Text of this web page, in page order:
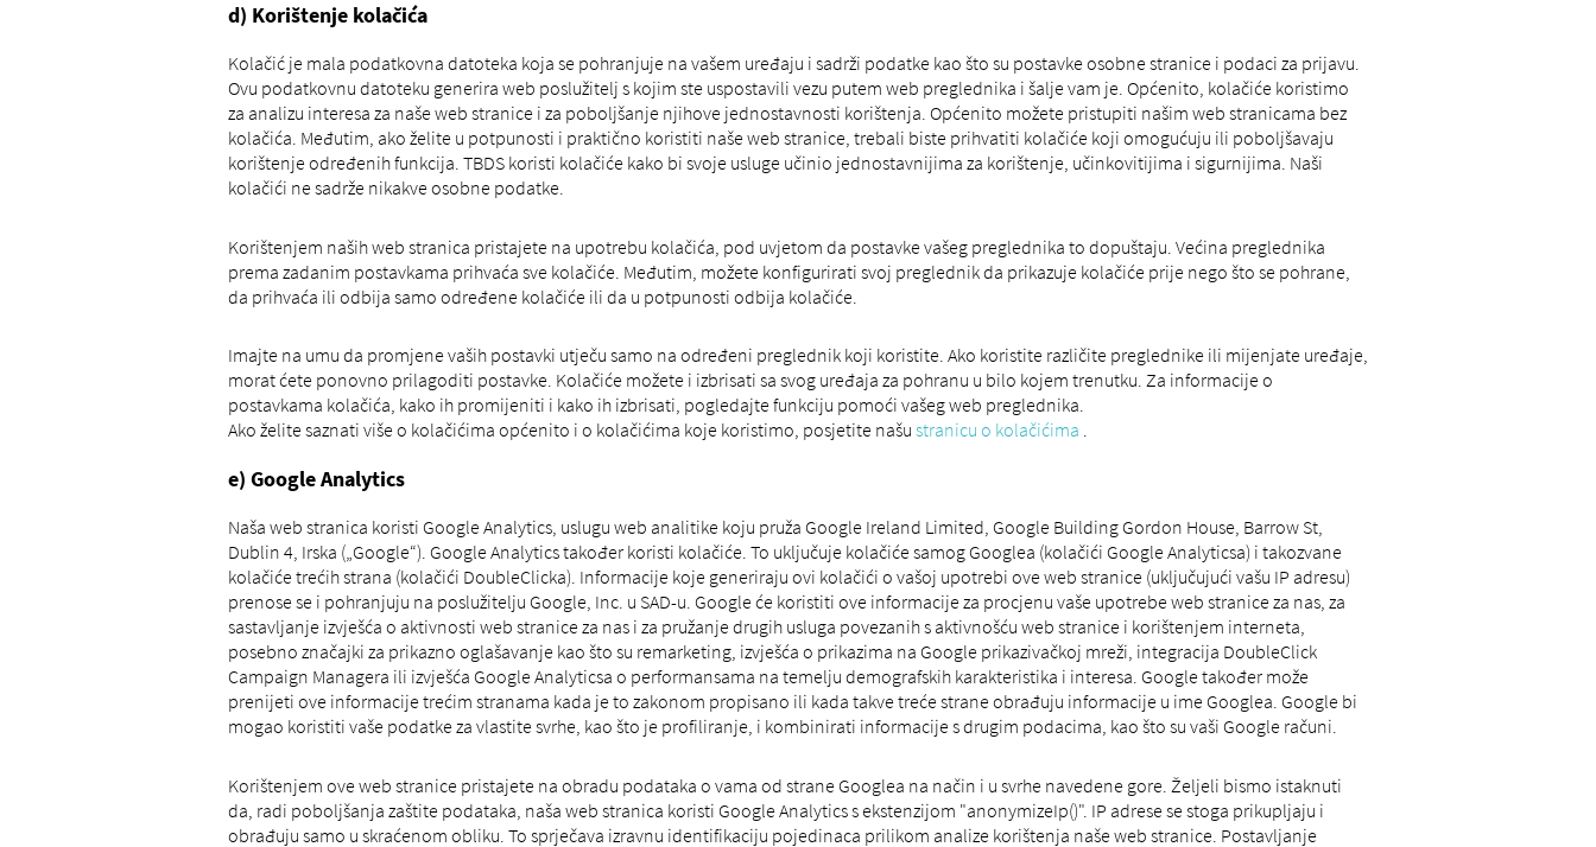
d) Korištenje kolačića
Kolačić je mala podatkovna datoteka koja se pohranjuje na vašem uređaju i sadrži podatke kao što su postavke osobne stranice i podaci za prijavu.
Ovu podatkovnu datoteku generira web poslužitelj s kojim ste uspostavili vezu putem web preglednika i šalje vam je. Općenito, kolačiće koristimo
za analizu interesa za naše web stranice i za poboljšanje njihove jednostavnosti korištenja. Općenito možete pristupiti našim web stranicama bez
kolačića. Međutim, ako želite u potpunosti i praktično koristiti naše web stranice, trebali biste prihvatiti kolačiće koji omogućuju ili poboljšavaju
korištenje određenih funkcija. TBDS koristi kolačiće kako bi svoje usluge učinio jednostavnijima za korištenje, učinkovitijima i sigurnijima. Naši
kolačići ne sadrže nikakve osobne podatke.
Korištenjem naših web stranica pristajete na upotrebu kolačića, pod uvjetom da postavke vašeg preglednika to dopuštaju. Većina preglednika
prema zadanim postavkama prihvaća sve kolačiće. Međutim, možete konfigurirati svoj preglednik da prikazuje kolačiće prije nego što se pohrane,
da prihvaća ili odbija samo određene kolačiće ili da u potpunosti odbija kolačiće.
Imajte na umu da promjene vaših postavki utječu samo na određeni preglednik koji koristite. Ako koristite različite preglednike ili mijenjate uređaje,
morat ćete ponovno prilagoditi postavke. Kolačiće možete i izbrisati sa svog uređaja za pohranu u bilo kojem trenutku. Za informacije o
postavkama kolačića, kako ih promijeniti i kako ih izbrisati, pogledajte funkciju pomoći vašeg web preglednika.
Ako želite saznati više o kolačićima općenito i o kolačićima koje koristimo, posjetite našu stranicu o kolačićima .
e) Google Analytics
Naša web stranica koristi Google Analytics, uslugu web analitike koju pruža Google Ireland Limited, Google Building Gordon House, Barrow St,
Dublin 4, Irska („Google“). Google Analytics također koristi kolačiće. To uključuje kolačiće samog Googlea (kolačići Google Analyticsa) i takozvane
kolačiće trećih strana (kolačići DoubleClicka). Informacije koje generiraju ovi kolačići o vašoj upotrebi ove web stranice (uključujući vašu IP adresu)
prenose se i pohranjuju na poslužitelju Google, Inc. u SAD-u. Google će koristiti ove informacije za procjenu vaše upotrebe web stranice za nas, za
sastavljanje izvješća o aktivnosti web stranice za nas i za pružanje drugih usluga povezanih s aktivnošću web stranice i korištenjem interneta,
posebno značajki za prikazno oglašavanje kao što su remarketing, izvješća o prikazima na Google prikazivačkoj mreži, integracija DoubleClick
Campaign Managera ili izvješća Google Analyticsa o performansama na temelju demografskih karakteristika i interesa. Google također može
prenijeti ove informacije trećim stranama kada je to zakonom propisano ili kada takve treće strane obrađuju informacije u ime Googlea. Google bi
mogao koristiti vaše podatke za vlastite svrhe, kao što je profiliranje, i kombinirati informacije s drugim podacima, kao što su vaši Google računi.
Korištenjem ove web stranice pristajete na obradu podataka o vama od strane Googlea na način i u svrhe navedene gore. Željeli bismo istaknuti
da, radi poboljšanja zaštite podataka, naša web stranica koristi Google Analytics s ekstenzijom "anonymizeIp()". IP adrese se stoga prikupljaju i
obrađuju samo u skraćenom obliku. To sprječava izravnu identifikaciju pojedinaca prilikom analize korištenja naše web stranice. Postavljanje